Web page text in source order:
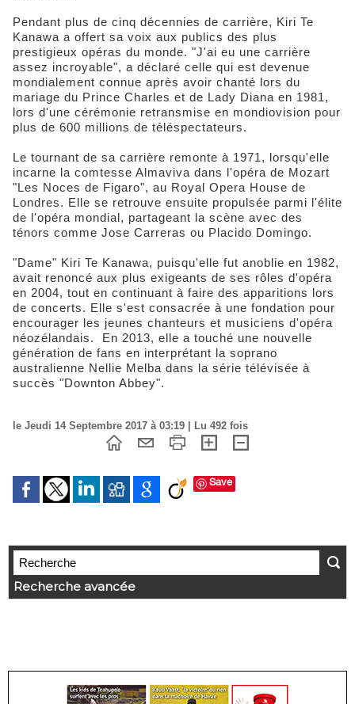
Pendant plus de cinq décennies de carrière, Kiri Te
Kanawa a offert sa voix aux publics des plus
prestigieux opéras du monde. "J'ai eu une carrière
assez incroyable", a déclaré celle qui est devenue
mondialement connue après avoir chanté lors du
mariage du Prince Charles et de Lady Diana en 1981,
lors d'une cérémonie retransmise en mondiovision pour
plus de 600 millions de téléspectateurs.
Le tournant de sa carrière remonte à 1971, lorsqu'elle
incarne la comtesse Almaviva dans l'opéra de Mozart
"Les Noces de Figaro", au Royal Opera House de
Londres. Elle se retrouve ensuite propulsée parmi l'élite
de l'opéra mondial, partageant la scène avec des
ténors comme Jose Carreras ou Placido Domingo.
"Dame" Kiri Te Kanawa, puisqu'elle fut anoblie en 1982,
avait renoncé aux plus exigeants de ses rôles d'opéra
en 2004, tout en continuant à faire des apparitions lors
de concerts. Elle s'est consacrée à une fondation pour
encourager les jeunes chanteurs et musiciens d'opéra
néozélandais. En 2013, elle a touché une nouvelle
génération de fans en interprétant la soprano
australienne Nellie Melba dans la série télévisée à
succès "Downton Abbey".
le Jeudi 14 Septembre 2017 à 03:19 | Lu 492 fois
Save
Recherche avancée